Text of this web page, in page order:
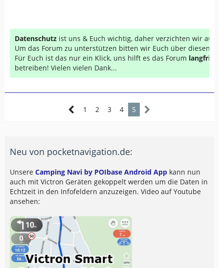
Datenschutz ist uns & Euch wichtig, daher verzichten wir auf
Um das Forum zu unterstützen bitten wir Euch über diesen
Für Euch ist das nur ein Klick, uns hilft es das Forum
betreiben! Vielen vielen Dank...
1 2 3 4 5
Neu von pocketnavigation.de:
Unsere Camping Navi by POIbase Android App kann nun
auch mit Victron Geräten gekoppelt werden um die Daten in
Echtzeit in den Infofeldern anzuzeigen. Video auf Youtube
ansehen: